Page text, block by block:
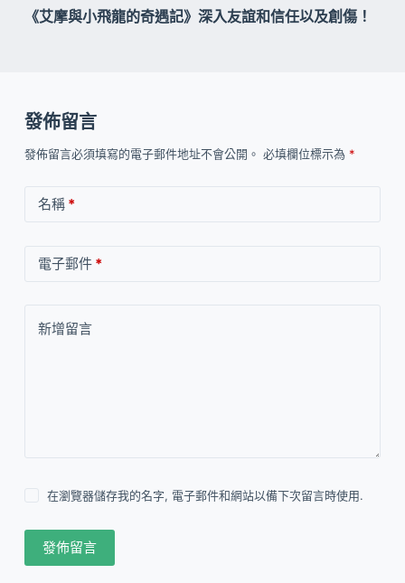
《艾摩與小飛龍的奇遇記》深入友誼和信任以及創傷！
發佈留言
發佈留言必須填寫的電子郵件地址不會公開。 必填欄位標示為 *
名稱*
電子郵件*
新增留言
在瀏覽器儲存我的名字, 電子郵件和網站以備下次留言時使用.
發佈留言